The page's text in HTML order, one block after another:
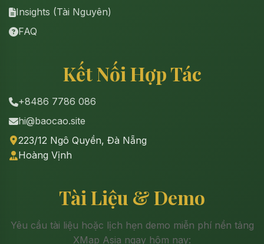
Insights (Tài Nguyên)
FAQ
Kết Nối Hợp Tác
+8486 7786 086
hi@baocao.site
223/12 Ngô Quyền, Đà Nẵng
Hoàng Vịnh
Tài Liệu & Demo
Yêu cầu tài liệu hoặc lịch hẹn demo miễn phí nền tảng
XMap Asia ngay hôm nay: